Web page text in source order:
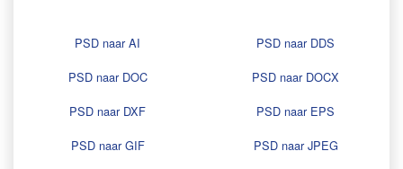
PSD naar AI
PSD naar DDS
PSD naar DOC
PSD naar DOCX
PSD naar DXF
PSD naar EPS
PSD naar GIF
PSD naar JPEG